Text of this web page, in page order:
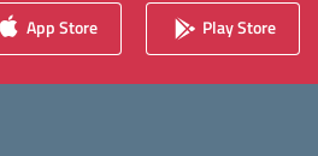
App Store Play Store